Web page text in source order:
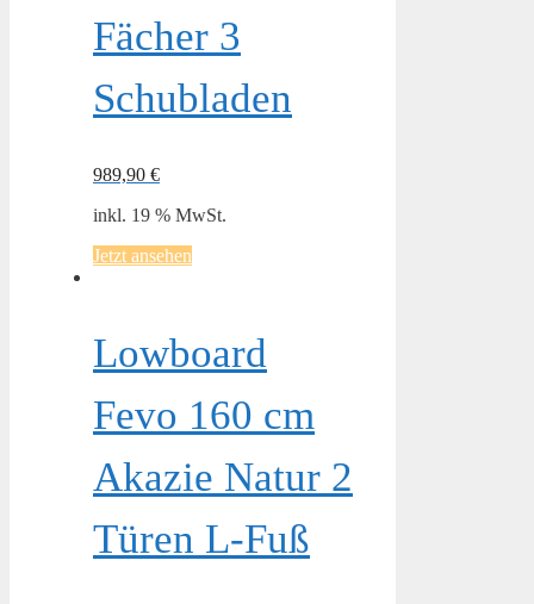
Fächer 3
Schubladen
989,90 €
inkl. 19 % MwSt.
Jetzt ansehen
Lowboard
Fevo 160 cm
Akazie Natur 2
Türen L-Fuß